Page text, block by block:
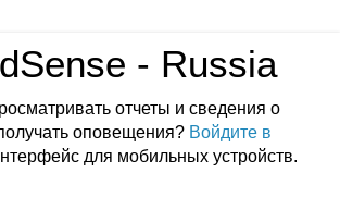
- Russia
отчеты и сведения о
оповещения? Войдите в
для мобильных устройств.